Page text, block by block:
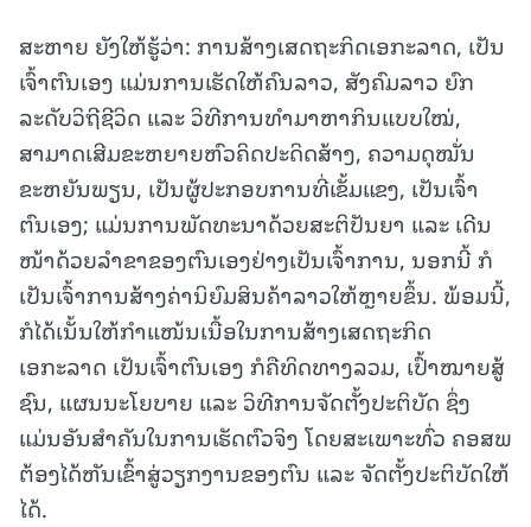
ສະຫາຍ ຍັງໃຫ້ຮູ້ວ່າ: ການສ້າງເສດຖະກິດເອກະລາດ, ເປັນ
ເຈົ້າຕົນເອງ ແມ່ນການເຮັດໃຫ້ຄົນລາວ, ສັງຄົມລາວ ຍົກ
ລະດັບວິຖີຊີວິດ ແລະ ວິທີການທຳມາຫາກິນແບບໃໝ່,
ສາມາດເສີມຂະຫຍາຍຫົວຄິດປະດິດສ້າງ, ຄວາມດຸໝັ່ນ
ຂະຫຍັນພຽນ, ເປັນຜູ້ປະກອບການທີ່ເຂັ້ມແຂງ, ເປັນເຈົ້າ
ຕົນເອງ; ແມ່ນການພັດທະນາດ້ວຍສະຕິປັນຍາ ແລະ ເດີນ
ໜ້າດ້ວຍລຳຂາຂອງຕົນເອງຢ່າງເປັນເຈົ້າການ, ນອກນີ້ ກໍ
ເປັນເຈົ້າການສ້າງຄ່ານິຍົມສິນຄ້າລາວໃຫ້ຫຼາຍຂຶ້ນ. ພ້ອມນີ້,
ກໍໄດ້ເນັ້ນໃຫ້ກຳແໜ້ນເນື້ອໃນການສ້າງເສດຖະກິດ
ເອກະລາດ ເປັນເຈົ້າຕົນເອງ ກໍຄືທິດທາງລວມ, ເປົ້າໝາຍສູ້
ຊົນ, ແຜນນະໂຍບາຍ ແລະ ວິທີການຈັດຕັ້ງປະຕິບັດ ຊຶ່ງ
ແມ່ນອັນສຳຄັນໃນການເຮັດຕົວຈິງ ໂດຍສະເພາະທົ່ວ ຄອສພ
ຕ້ອງໄດ້ຫັນເຂົ້າສູ່ວຽກງານຂອງຕົນ ແລະ ຈັດຕັ້ງປະຕິບັດໃຫ້
ໄດ້.